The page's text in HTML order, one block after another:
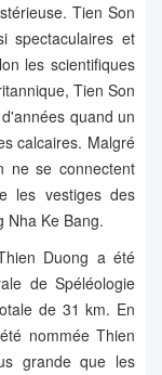
Tien Son
spectaculaires et
les scientifiques
Tien Son
quand un
calcaires. Malgré
ne se connectent
les vestiges des
Nha Ke Bang.
Duong a été
de Spéléologie
de 31 km. En
nommée Thien
grande que les